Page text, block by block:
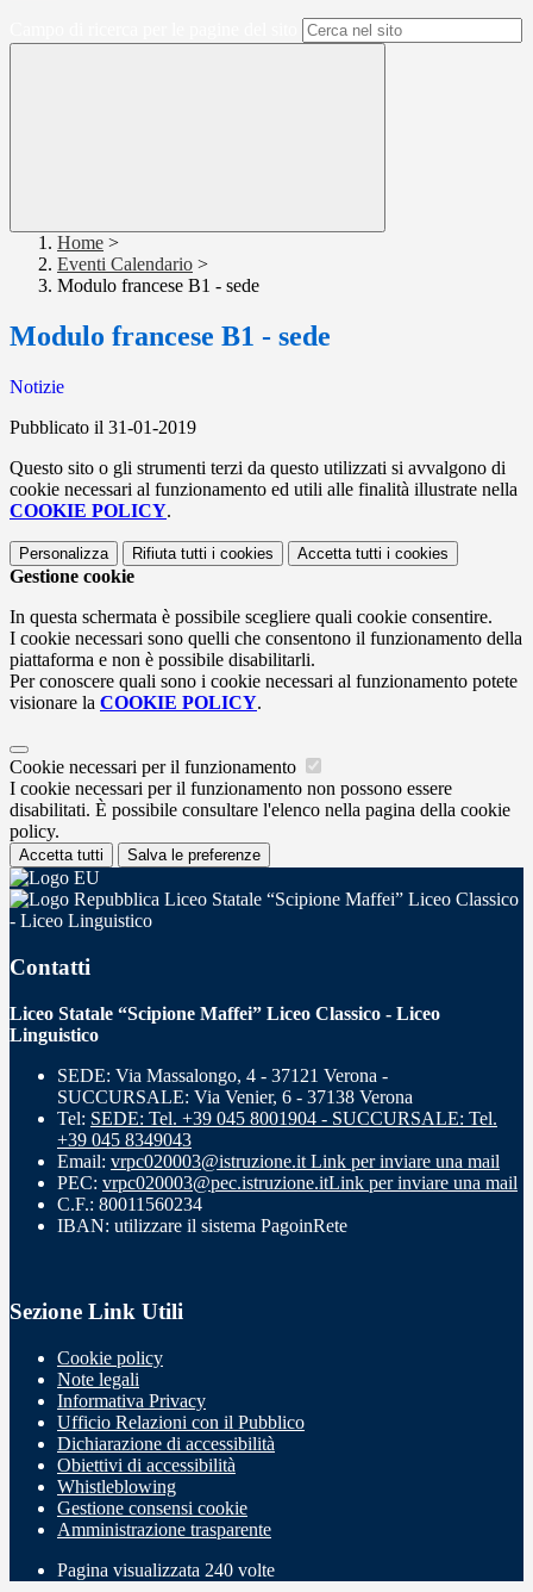
Home >
Eventi Calendario >
Modulo francese B1 - sede
Modulo francese B1 - sede
Notizie
Pubblicato il 31-01-2019
Questo sito o gli strumenti terzi da questo utilizzati si avvalgono di
cookie necessari al funzionamento ed utili alle finalità illustrate nella
COOKIE POLICY.
Personalizza Rifiuta tutti i cookies Accetta tutti i cookies
Gestione cookie
In questa schermata è possibile scegliere quali cookie consentire.
I cookie necessari sono quelli che consentono il funzionamento della
piattaforma e non è possibile disabilitarli.
Per conoscere quali sono i cookie necessari al funzionamento potete
visionare la COOKIE POLICY.
Cookie necessari per il funzionamento
I cookie necessari per il funzionamento non possono essere
disabilitati. È possibile consultare l'elenco nella pagina della cookie
policy.
Accetta tutti Salva le preferenze
Liceo Statale “Scipione Maffei” Liceo Classico
- Liceo Linguistico
Contatti
Liceo Statale “Scipione Maffei” Liceo Classico - Liceo
Linguistico
SEDE: Via Massalongo, 4 - 37121 Verona -
SUCCURSALE: Via Venier, 6 - 37138 Verona
Tel: SEDE: Tel. +39 045 8001904 - SUCCURSALE: Tel.
+39 045 8349043
Email: vrpc020003@istruzione.it Link per inviare una mail
PEC: vrpc020003@pec.istruzione.itLink per inviare una mail
C.F.: 80011560234
IBAN: utilizzare il sistema PagoinRete
Sezione Link Utili
Cookie policy
Note legali
Informativa Privacy
Ufficio Relazioni con il Pubblico
Dichiarazione di accessibilità
Obiettivi di accessibilità
Whistleblowing
Gestione consensi cookie
Amministrazione trasparente
Pagina visualizzata 240 volte